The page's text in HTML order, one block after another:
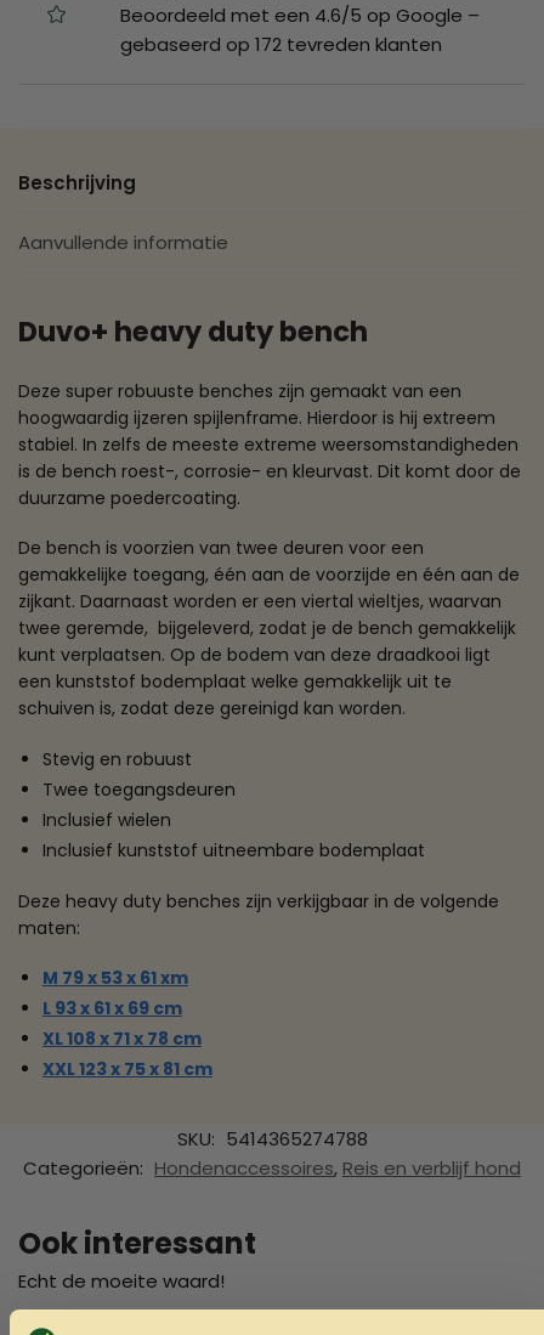
Beoordeeld met een 4.6/5 op Google –
gebaseerd op 172 tevreden klanten
Beschrijving
Aanvullende informatie
Duvo+ heavy duty bench
Deze super robuuste benches zijn gemaakt van een
hoogwaardig ijzeren spijlenframe. Hierdoor is hij extreem
stabiel. In zelfs de meeste extreme weersomstandigheden
is de bench roest-, corrosie- en kleurvast. Dit komt door de
duurzame poedercoating.
De bench is voorzien van twee deuren voor een
gemakkelijke toegang, één aan de voorzijde en één aan de
zijkant. Daarnaast worden er een viertal wieltjes, waarvan
twee geremde, bijgeleverd, zodat je de bench gemakkelijk
kunt verplaatsen. Op de bodem van deze draadkooi ligt
een kunststof bodemplaat welke gemakkelijk uit te
schuiven is, zodat deze gereinigd kan worden.
Stevig en robuust
Twee toegangsdeuren
Inclusief wielen
Inclusief kunststof uitneembare bodemplaat
Deze heavy duty benches zijn verkijgbaar in de volgende
maten:
M 79 x 53 x 61 xm
L 93 x 61 x 69 cm
XL 108 x 71 x 78 cm
XXL 123 x 75 x 81 cm
SKU: 5414365274788
Categorieën: Hondenaccessoires, Reis en verblijf hond
Ook interessant
Echt de moeite waard!